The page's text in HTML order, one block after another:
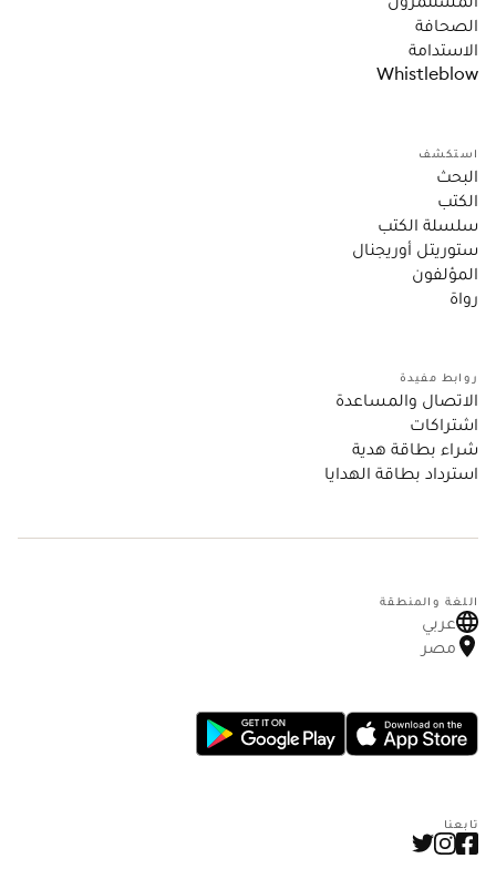
الصحافة
الاستدامة
Whistleblow
استكشف
البحث
الكتب
سلسلة الكتب
ستوريتل أوريجنال
المؤلفون
رواة
روابط مفيدة
الاتصال والمساعدة
اشتراكات
شراء بطاقة هدية
استرداد بطاقة الهدايا
اللغة والمنطقة
عربي
مصر
تابعنا